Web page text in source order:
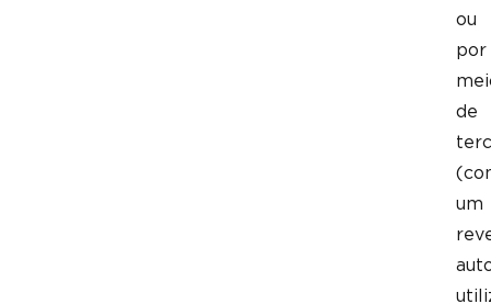
ou
por
de
um